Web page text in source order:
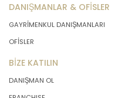
DANIŞMANLAR & OFİSLER
GAYRİMENKUL DANIŞMANLARI
OFİSLER
BİZE KATILIN
DANIŞMAN OL